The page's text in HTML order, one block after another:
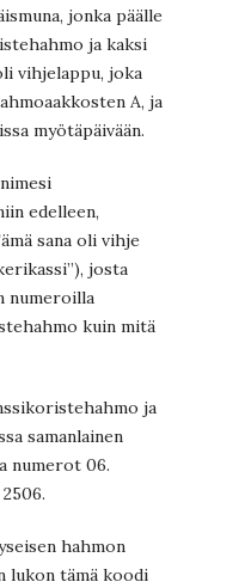
jonka päälle
ja kaksi
vihjelappu, joka
A, ja
myötäpäivään.
edelleen,
sana oli vihje
josta
numeroilla
kuin mitä
ja
samanlainen
numerot 06.
hahmon
lukon tämä koodi